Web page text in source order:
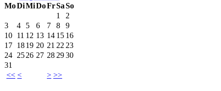
MoDiMiDoFrSaSo
<< < > >>
1
2
3
4 5 6 7 8
9
10 11 12 13 14 15 16
17 1819 20 21 22 23
24 2526 27 28 2930
31